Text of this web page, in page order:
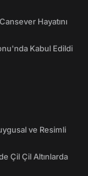
Hayatını
Kabul Edildi
ve Resimli
Çil Çil Altınlarda